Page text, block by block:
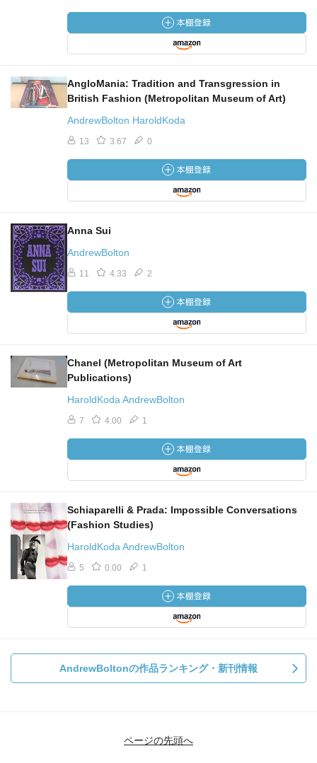
AngloMania: Tradition and Transgression in
British Fashion (Metropolitan Museum of Art)
AndrewBolton HaroldKoda
13 3.67 0
Anna Sui
AndrewBolton
11 4.33 2
Chanel (Metropolitan Museum of Art
Publications)
HaroldKoda AndrewBolton
7 4.00 1
Schiaparelli & Prada: Impossible Conversations
(Fashion Studies)
HaroldKoda AndrewBolton
5 0.00 1
AndrewBoltonの作品ランキング・新刊情報
ページの先頭へ